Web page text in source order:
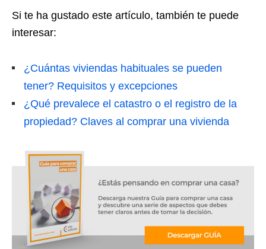
Si te ha gustado este artículo, también te puede
interesar:
¿Cuántas viviendas habituales se pueden
tener? Requisitos y excepciones
¿Qué prevalece el catastro o el registro de la
propiedad? Claves al comprar una vivienda